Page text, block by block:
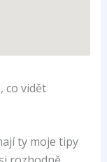
co vidět
ty moje tipy